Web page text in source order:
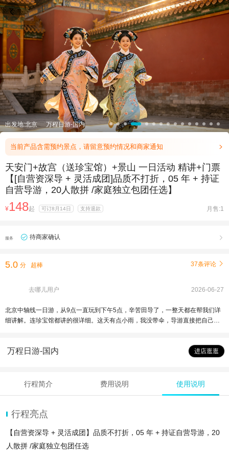
出发地:北京 万程日游-国内
当前产品含需预约景点，请留意预约情况和商家通知 
天安门+故宫（送珍宝馆）+景山 一日活动 精讲+门票
【[自营资深导 + 灵活成团]品质不打折，05 年 + 持证
自营导游，20人散拼 /家庭独立包团任选】
¥148起 可订8月14日 支持退款 月售:1
服务 待商家确认 
5.0 分 超棒 37条评论 
去哪儿用户 2026-06-27
北京中轴线一日游，从9点一直玩到下午5点，辛苦田导了，一整天都在帮我们详
细讲解。连珍宝馆都讲的很详细。这天有点小雨，我没带伞，导游直接把自己的
万程日游-国内 进店逛逛
行程简介 费用说明 使用说明
行程亮点
【自营资深导 + 灵活成团】品质不打折，05 年 + 持证自营导游，20
人散拼 /家庭独立包团任选
